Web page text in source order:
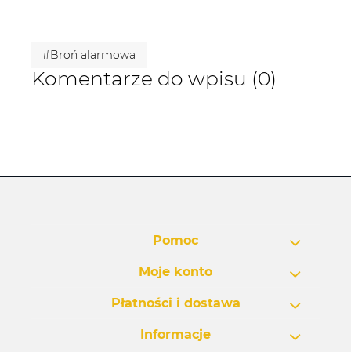
#Broń alarmowa
Komentarze do wpisu (0)
Pomoc
Moje konto
Płatności i dostawa
Informacje